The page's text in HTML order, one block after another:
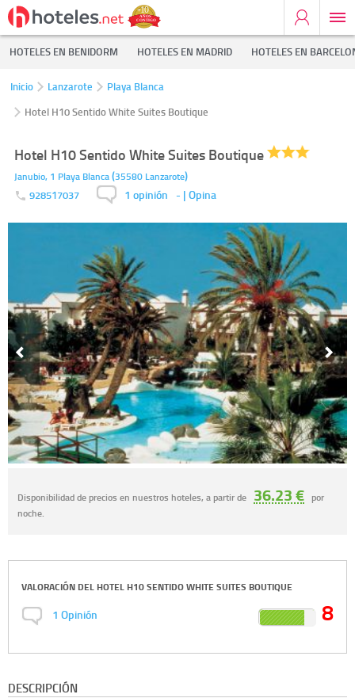
HOTELES EN BENIDORM HOTELES EN MADRID HOTELES EN
Inicio Lanzarote
Playa Blanca
Hotel H10 Sentido White Suites Boutique
Hotel H10 Sentido White Suites Boutique
Janubio, 1 Playa Blanca(35580 Lanzarote)
928517037 1 opinión - | Opina
Disponibilidad de precios en nuestros hoteles, a partir de 36.23 € por
noche.
VALORACIÓN DEL HOTEL H10 SENTIDO WHITE SUITES BOUTIQUE
1 Opinión 8
DESCRIPCIÓN